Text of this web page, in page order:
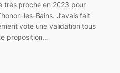
très proche en 2023 pour
les-Bains. J’avais fait
vote une validation tous
proposition…